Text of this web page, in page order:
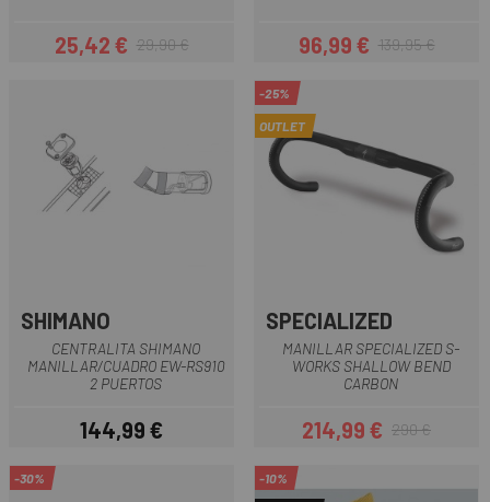
Precio
25,42 €Precio regular
29,90 €
Precio
96,99 €Precio regular
139,95 €
SHIMANO
CENTRALITA SHIMANO
MANILLAR/CUADRO EW-RS910
2 PUERTOS
Precio
144,99 €
-25%
OUTLET
SPECIALIZED
MANILLAR SPECIALIZED S-
WORKS SHALLOW BEND
CARBON
Precio
214,99 €Precio regular
290 €
-30% -10%